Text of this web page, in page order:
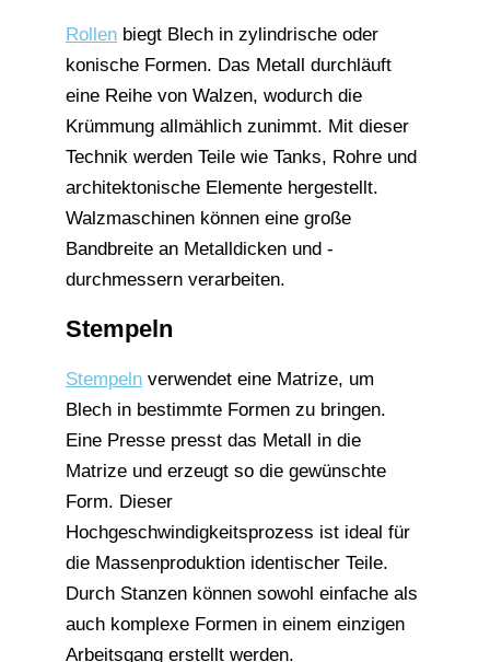
Rollen biegt Blech in zylindrische oder
konische Formen. Das Metall durchläuft
eine Reihe von Walzen, wodurch die
Krümmung allmählich zunimmt. Mit dieser
Technik werden Teile wie Tanks, Rohre und
architektonische Elemente hergestellt.
Walzmaschinen können eine große
Bandbreite an Metalldicken und -
durchmessern verarbeiten.
Stempeln
Stempeln verwendet eine Matrize, um
Blech in bestimmte Formen zu bringen.
Eine Presse presst das Metall in die
Matrize und erzeugt so die gewünschte
Form. Dieser
Hochgeschwindigkeitsprozess ist ideal für
die Massenproduktion identischer Teile.
Durch Stanzen können sowohl einfache als
auch komplexe Formen in einem einzigen
Arbeitsgang erstellt werden.